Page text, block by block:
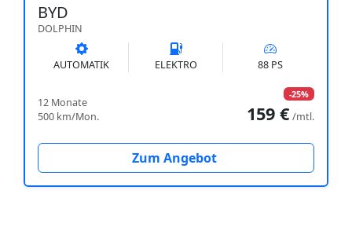
BYD
DOLPHIN
AUTOMATIK ELEKTRO 88 PS
12 Monate
500 km/Mon.
-25%
159 € /mtl.
Zum Angebot